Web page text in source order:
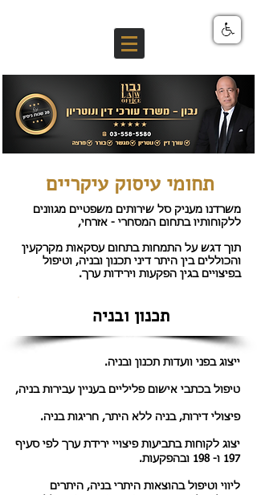
תחומי עיסוק עיקריים
משרדנו מעניק סל שירותים משפטיים מגוונים
ללקוחותיו בתחום המסחרי - אזרחי,
תוך דגש על התמחות בתחום עסקאות מקרקעין
והכוללים בין היתר דיני תכנון ובניה, וטיפול
בפיצויים בגין הפקעות וירידות ערך.
תכנון ובניה
ייצוג בפני וועדות תכנון ובניה.
טיפול בכתבי אישום פליליים בעניין עבירות בניה,
פיצולי דירות, בניה ללא היתר, חריגות בניה.
יצוג לקוחות בתביעות פיצויי ירידת ערך לפי סעיף
197 ו- 198 ובהפקעות.
ליווי וטיפול בהוצאות היתרי בניה, היתרים